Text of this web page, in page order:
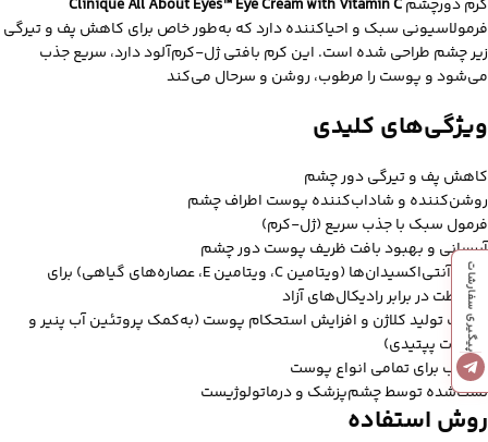
کرم دورچشمClinique All About Eyes™ Eye Cream with Vitamin C
فرمولاسیونی سبک و احیاکننده دارد که به‌طور خاص برای کاهش پف و تیرگی
زیر چشم طراحی شده است. این کرم بافتی ژل-کرم‌آلود دارد، سریع جذب
می‌شود و پوست را مرطوب، روشن و سرحال می‌کند
ویژگی‌های کلیدی
کاهش پف و تیرگی دور چشم
روشن‌کننده و شاداب‌کننده پوست اطراف چشم
فرمول سبک با جذب سریع (ژل-کرم)
آبرسانی و بهبود بافت ظریف پوست دور چشم
حاوی آنتی‌اکسیدان‌ها (ویتامین C، ویتامین E، عصاره‌های گیاهی) برای
محافظت در برابر رادیکال‌های آزاد
تقویت تولید کلاژن و افزایش استحکام پوست (به‌کمک پروتئین آب پنیر و
ترکیبات پپتیدی)
مناسب برای تمامی انواع پوست
تست‌شده توسط چشم‌پزشک و درماتولوژیست
روش استفاده
پیگیری سفارشات